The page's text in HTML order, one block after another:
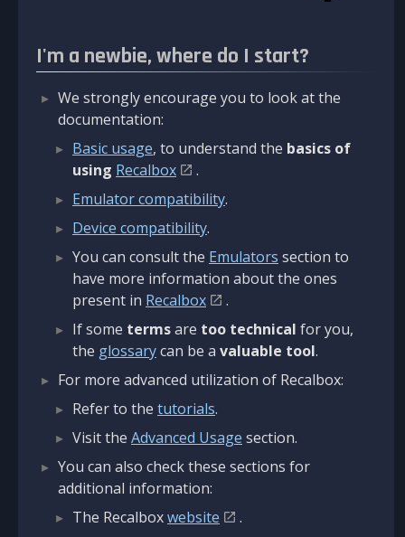
I'm a newbie, where do I start?
We strongly encourage you to look at the
documentation:
Basic usage, to understand the basics of
using Recalbox
.
Emulator compatibility.
Device compatibility.
You can consult the Emulators section to
have more information about the ones
present in Recalbox
.
If some termsare too technical for you,
the glossarycan be a valuable tool.
For more advanced utilization of Recalbox:
Refer to the tutorials.
Visit the Advanced Usage section.
You can also check these sections for
additional information:
The Recalboxwebsite
.